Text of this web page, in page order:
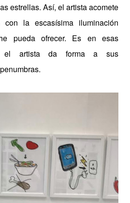
estrellas. Así, el artista acomete
la escasísima iluminación
pueda ofrecer. Es en esas
el artista da forma a sus